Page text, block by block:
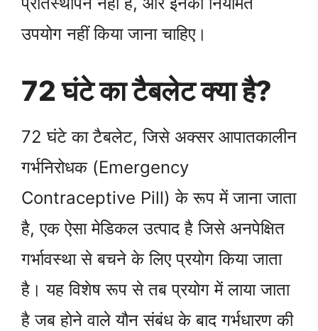
उपयोग नहीं किया जाना चाहिए।
72 घंटे का टैबलेट क्या है?
72 घंटे का टैबलेट, जिसे अक्सर आपातकालीन
गर्भनिरोधक (Emergency
Contraceptive Pill) के रूप में जाना जाता
है, एक ऐसा मेडिकल उत्पाद है जिसे अनपेक्षित
गर्भावस्था से बचने के लिए प्रयोग किया जाता
है। यह विशेष रूप से तब प्रयोग में लाया जाता
है जब होने वाले यौन संबंध के बाद गर्भधारण की